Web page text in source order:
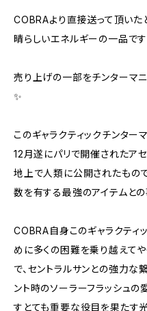
COBRAより直接送って頂いた
晴らしいエネルギーの一品で
売り上げの一部をチンターマ
✨
このギャラクティックチンタ
12月遂にパリで開催されたア
地上で人類に公開されたもの
数を有する最強のアイテムと
COBRA自身このギャラクティ
めに多くの困難を乗り越えて
で、セントラルサンとの強力な
ント時のソーラーフラッシュ
すとても重要な役目を果たす